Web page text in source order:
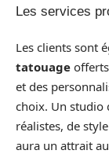
Les services
Les clients sont
tatouage
et des
choix. Un studio
réalistes, de
aura un attrait